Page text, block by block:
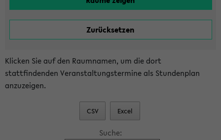
Klicken Sie auf den Raumnamen, um die dort
stattfindenden Veranstaltungstermine als Stundenplan
anzuzeigen.
CSV Excel
Suche: